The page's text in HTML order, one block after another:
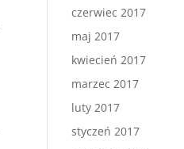
czerwiec 2017
maj 2017
kwiecień 2017
marzec 2017
luty 2017
styczeń 2017